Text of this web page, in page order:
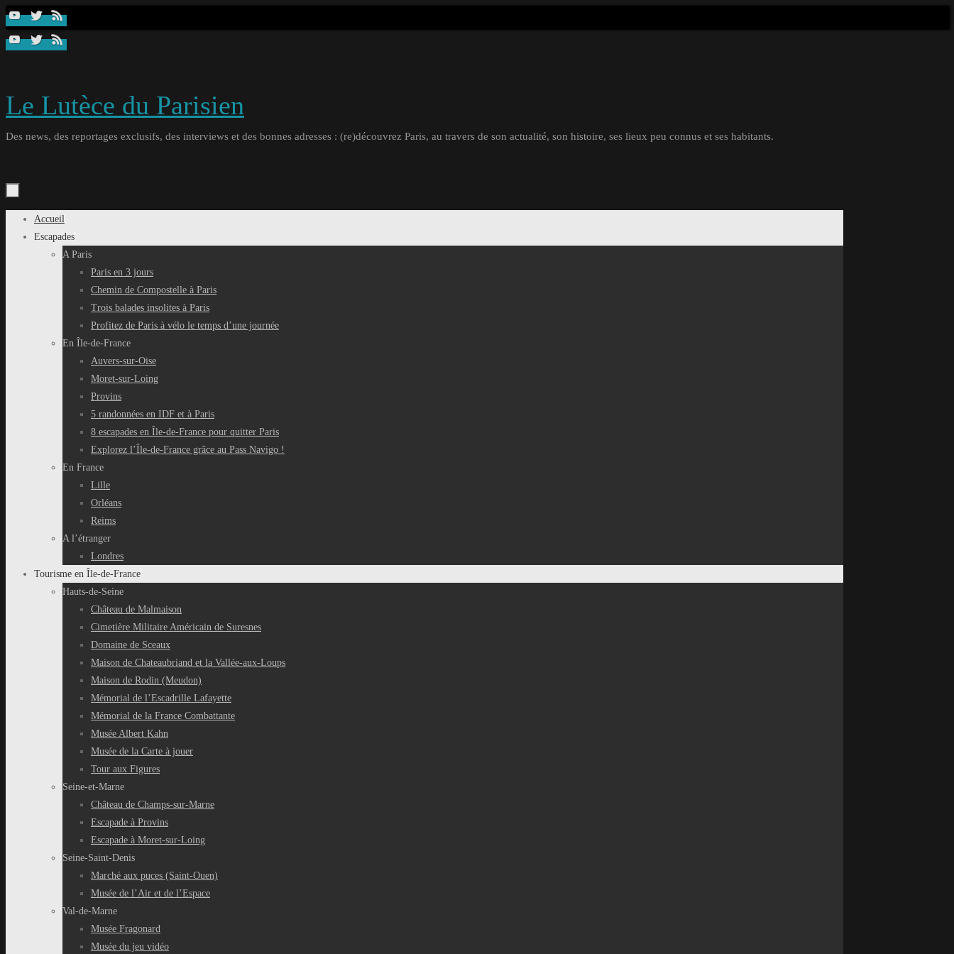
Passer
contenu
Le Lutèce du Parisien
Des news, des reportages exclusifs, des interviews et des bonnes adresses : (re)découvrez Paris, au travers de son actualité, son histoire, ses lieux peu connus et ses habitants.
Passer
Accueil
Escapades
A Paris
Paris en 3 jours
Chemin de Compostelle à Paris
Trois balades insolites à Paris
Profitez de Paris à vélo le temps d’une journée
En Île-de-France
Auvers-sur-Oise
Moret-sur-Loing
Provins
5 randonnées en IDF et à Paris
8 escapades en Île-de-France pour quitter Paris
Explorez l’Île-de-France grâce au Pass Navigo !
En France
Lille
Orléans
Reims
A l’étranger
Londres
Tourisme en Île-de-France
Hauts-de-Seine
Château de Malmaison
Cimetière Militaire Américain de Suresnes
Domaine de Sceaux
Maison de Chateaubriand et la Vallée-aux-Loups
Maison de Rodin (Meudon)
Mémorial de l’Escadrille Lafayette
Mémorial de la France Combattante
Musée Albert Kahn
Musée de la Carte à jouer
Tour aux Figures
Seine-et-Marne
Château de Champs-sur-Marne
Escapade à Provins
Escapade à Moret-sur-Loing
Seine-Saint-Denis
Marché aux puces (Saint-Ouen)
Musée de l’Air et de l’Espace
Val-de-Marne
Musée Fragonard
Musée du jeu vidéo